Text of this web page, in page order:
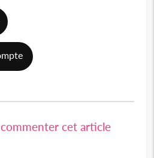
cet article